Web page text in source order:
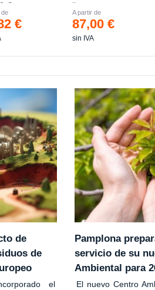
C
de
€
litros
A partir de
87,00 €
sin IVA
de
de
el
Pamplona
servicio de su
Ambiental para
El nuevo Centro